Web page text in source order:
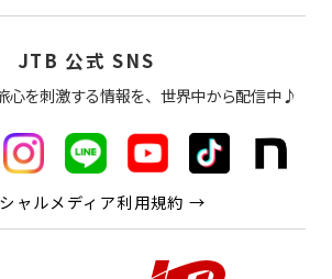
JTB 公式 SNS
心を刺激する情報を、世界中から配信中♪
ャルメディア利用規約 →